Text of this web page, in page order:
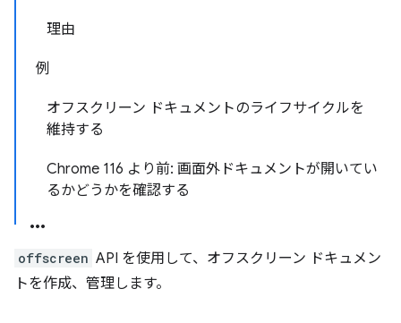
理由
例
オフスクリーン ドキュメントのライフサイクルを
維持する
Chrome 116 より前: 画面外ドキュメントが開いてい
るかどうかを確認する
offscreen API を使用して、オフスクリーン ドキュメン
トを作成、管理します。